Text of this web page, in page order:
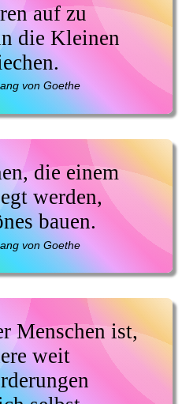
auf zu
die Kleinen
von Goethe
die einem
werden,
bauen.
von Goethe
Menschen ist,
weit